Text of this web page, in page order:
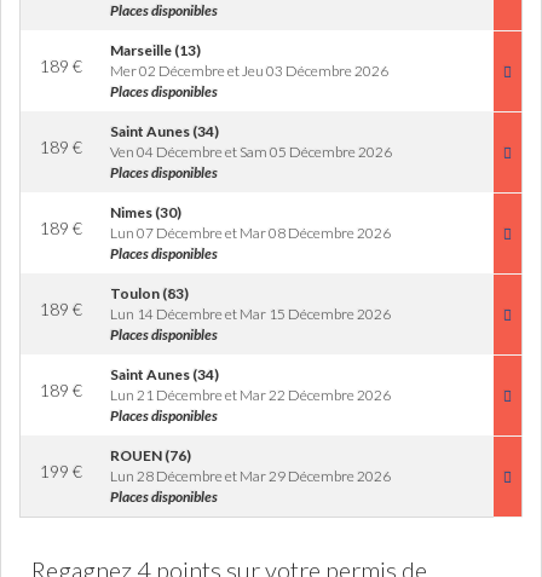
Places disponibles
189 €
Marseille (13)
Mer 02 Décembre et Jeu 03 Décembre 2026
Places disponibles
189 €
Saint Aunes (34)
Ven 04 Décembre et Sam 05 Décembre 2026
Places disponibles
189 €
Nimes (30)
Lun 07 Décembre et Mar 08 Décembre 2026
Places disponibles
189 €
Toulon (83)
Lun 14 Décembre et Mar 15 Décembre 2026
Places disponibles
189 €
Saint Aunes (34)
Lun 21 Décembre et Mar 22 Décembre 2026
Places disponibles
199 €
ROUEN (76)
Lun 28 Décembre et Mar 29 Décembre 2026
Places disponibles
Regagnez 4 points sur votre permis de